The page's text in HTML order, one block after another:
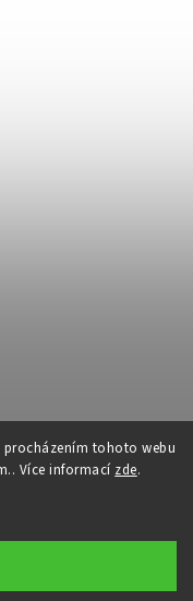
tohoto webu
Více informací zde.
antibakteriální
chemie